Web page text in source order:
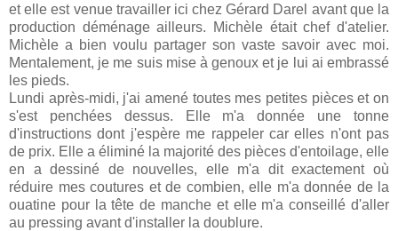
et elle est venue travailler ici chez Gérard Darel avant que la
production déménage ailleurs. Michèle était chef d'atelier.
Michèle a bien voulu partager son vaste savoir avec moi.
Mentalement, je me suis mise à genoux et je lui ai embrassé
les pieds.
Lundi après-midi, j'ai amené toutes mes petites pièces et on
s'est penchées dessus. Elle m'a donnée une tonne
d'instructions dont j'espère me rappeler car elles n'ont pas
de prix. Elle a éliminé la majorité des pièces d'entoilage, elle
en a dessiné de nouvelles, elle m'a dit exactement où
réduire mes coutures et de combien, elle m'a donnée de la
ouatine pour la tête de manche et elle m'a conseillé d'aller
au pressing avant d'installer la doublure.